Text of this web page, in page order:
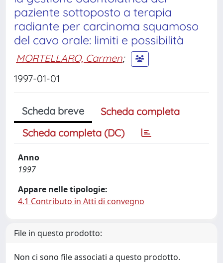
paziente sottoposto a terapia
radiante per carcinoma squamoso
del cavo orale: limiti e possibilità
MORTELLARO, Carmen;
1997-01-01
Scheda breve
Scheda completa
Scheda completa (DC)
Anno
1997
Appare nelle tipologie:
4.1 Contributo in Atti di convegno
File in questo prodotto:
Non ci sono file associati a questo prodotto.